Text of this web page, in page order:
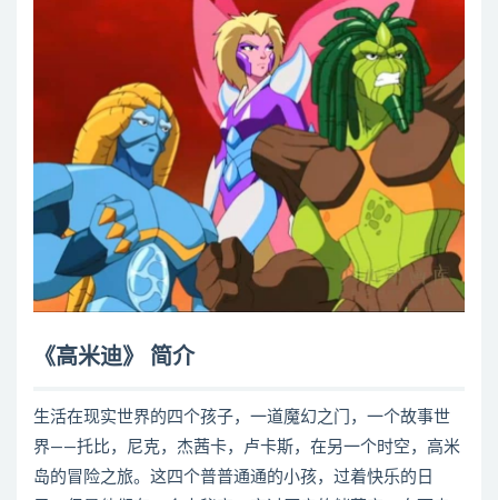
《高米迪》 简介
生活在现实世界的四个孩子，一道魔幻之门，一个故事世
界——托比，尼克，杰茜卡，卢卡斯，在另一个时空，高米
岛的冒险之旅。这四个普普通通的小孩，过着快乐的日